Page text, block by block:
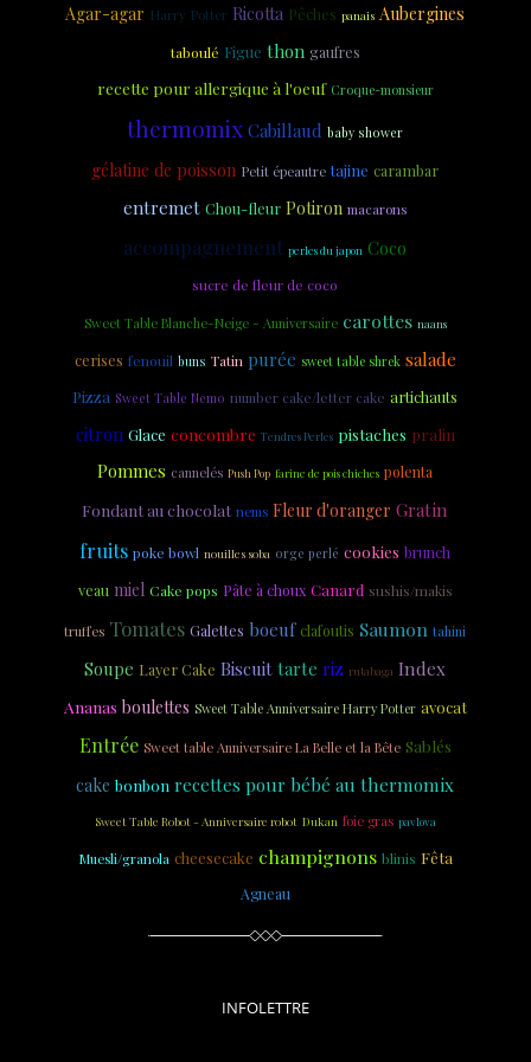
Agar-agar Harry Potter Ricotta Pêches panais Aubergines
taboulé Figue thon gaufres
recette pour allergique à l'oeuf Croque-monsieur
thermomix Cabillaud baby shower
gélatine de poisson Petit épeautre tajine carambar
entremet Chou-fleur Potiron macarons
accompagnement perles du japon Coco
sucre de fleur de coco
Sweet Table Blanche-Neige - Anniversaire carottes naans
cerises fenouil buns Tatin purée sweet table shrek salade
Pizza Sweet Table Nemo number cake/letter cake artichauts
citron Glace concombre Tendres Perles pistaches pralin
Pommes cannelés Push Pop farine de pois chiches polenta
Fondant au chocolat nems Fleur d'oranger Gratin
fruits poke bowl nouilles soba orge perlé cookies brunch
veau miel Cake pops Pâte à choux Canard sushis/makis
truffes Tomates Galettes boeuf clafoutis Saumon tahini
Soupe Layer Cake Biscuit tarte riz rutabaga Index
Ananas boulettes Sweet Table Anniversaire Harry Potter avocat
Entrée Sweet table Anniversaire La Belle et la Bête Sablés
cake bonbon recettes pour bébé au thermomix
Sweet Table Robot - Anniversaire robot Dukan foie gras pavlova
Muesli/granola cheesecake champignons blinis Fêta
Agneau
INFOLETTRE